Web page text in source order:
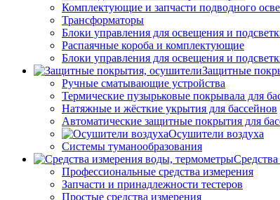
Комплектующие и запчасти подводного
Трансформаторы
Блоки управления для освещения и
Распаячные короба и комплектующие
Блоки управления для освещения и
Защитные
Ручные сматывающие устройства
Термические пузырьковые покрывала для
Натяжные и жёсткие укрытия для бассейнов
Автоматические защитные покрытия для
Осушители воздуха
Системы туманообразования
Профессиональные средства измерения
Запчасти и принадлежности тестеров
Простые средства измерения